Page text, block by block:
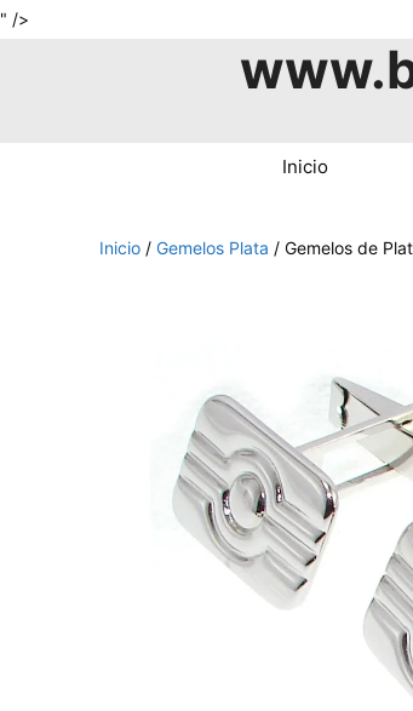
" />
Inicio
Inicio / Gemelos Plata / Gemelos de